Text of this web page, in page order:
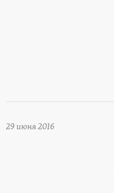
29 июня 2016